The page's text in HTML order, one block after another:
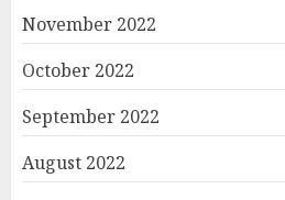
November 2022
October 2022
September 2022
August 2022